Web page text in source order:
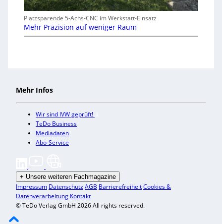
Platzsparende 5-Achs-CNC im Werkstatt-Einsatz
Mehr Präzision auf weniger Raum
Mehr Infos
Wir sind IVW geprüft!
TeDo Business
Mediadaten
Abo-Service
+ Unsere weiteren Fachmagazine
Impressum DatenschutzAGB BarrierefreiheitCookies &
Datenverarbeitung Kontakt
© TeDo Verlag GmbH 2026 All rights reserved.